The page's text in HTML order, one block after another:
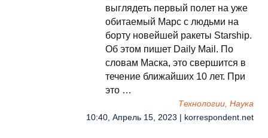
выглядеть первый полет на уже
обитаемый Марс с людьми на
борту новейшей ракеты Starship.
Об этом пишет Daily Mail. По
словам Маска, это свершится в
течение ближайших 10 лет. При
это …
Технологии, Наука
10:40, Апрель 15, 2023 | korrespondent.net